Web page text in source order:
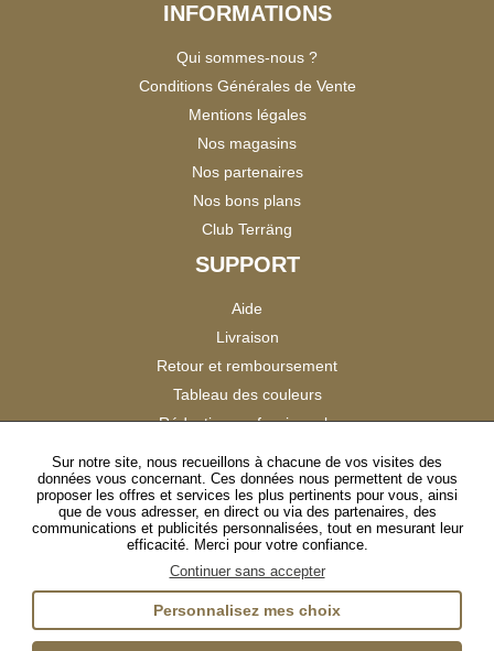
INFORMATIONS
Qui sommes-nous ?
Conditions Générales de Vente
Mentions légales
Nos magasins
Nos partenaires
Nos bons plans
Club Terräng
SUPPORT
Aide
Livraison
Retour et remboursement
Tableau des couleurs
Réduction professionnels
Satisfaction Clients
SUIVEZ-NOUS
InstagramTikTokFacebookYouTubeLinkedIn
Sur notre site, nous recueillons à chacune de vos visites des
données vous concernant. Ces données nous permettent de vous
proposer les offres et services les plus pertinents pour vous, ainsi
que de vous adresser, en direct ou via des partenaires, des
communications et publicités personnalisées, tout en mesurant leur
efficacité. Merci pour votre confiance.
Continuer sans accepter
Personnalisez mes choix